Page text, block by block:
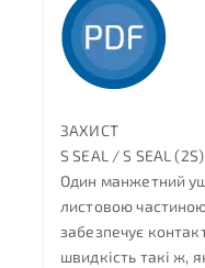
ЗАХИСТ
S SEAL / S SEAL (2S)
Один манжетний
листовою
забезпечує
швидкість такі ж,